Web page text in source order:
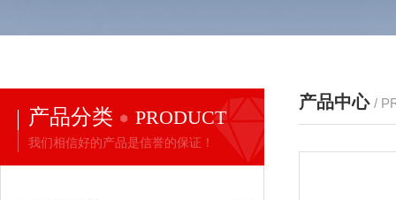
产品分类 PRODUCT
我们相信好的产品是信誉的保证！
产品中心 /